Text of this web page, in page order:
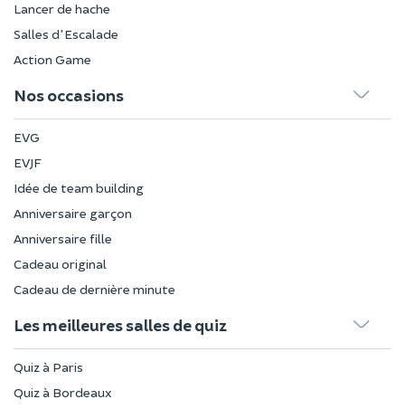
Lancer de hache
Salles d'Escalade
Action Game
Nos occasions
EVG
EVJF
Idée de team building
Anniversaire garçon
Anniversaire fille
Cadeau original
Cadeau de dernière minute
Les meilleures salles de quiz
Quiz à Paris
Quiz à Bordeaux